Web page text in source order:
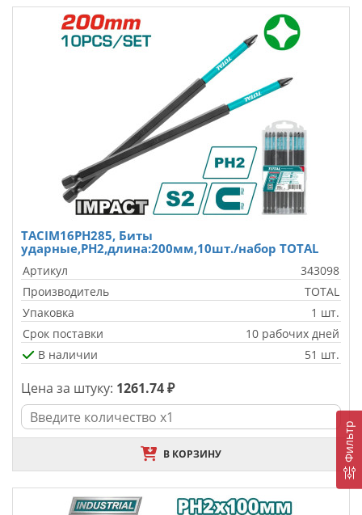
Фильтр
TACIM16PH285, Биты
ударные,PH2,длина:200мм,10шт./набор TOTAL
Артикул
343098
Производитель
TOTAL
Упаковка
1 шт.
Срок поставки
10 рабочих дней
В наличии
51 шт.
Цена за штуку: 1261.74 ₽
В КОРЗИНУ